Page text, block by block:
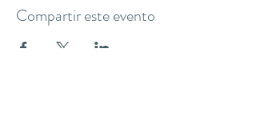
Compartir este evento